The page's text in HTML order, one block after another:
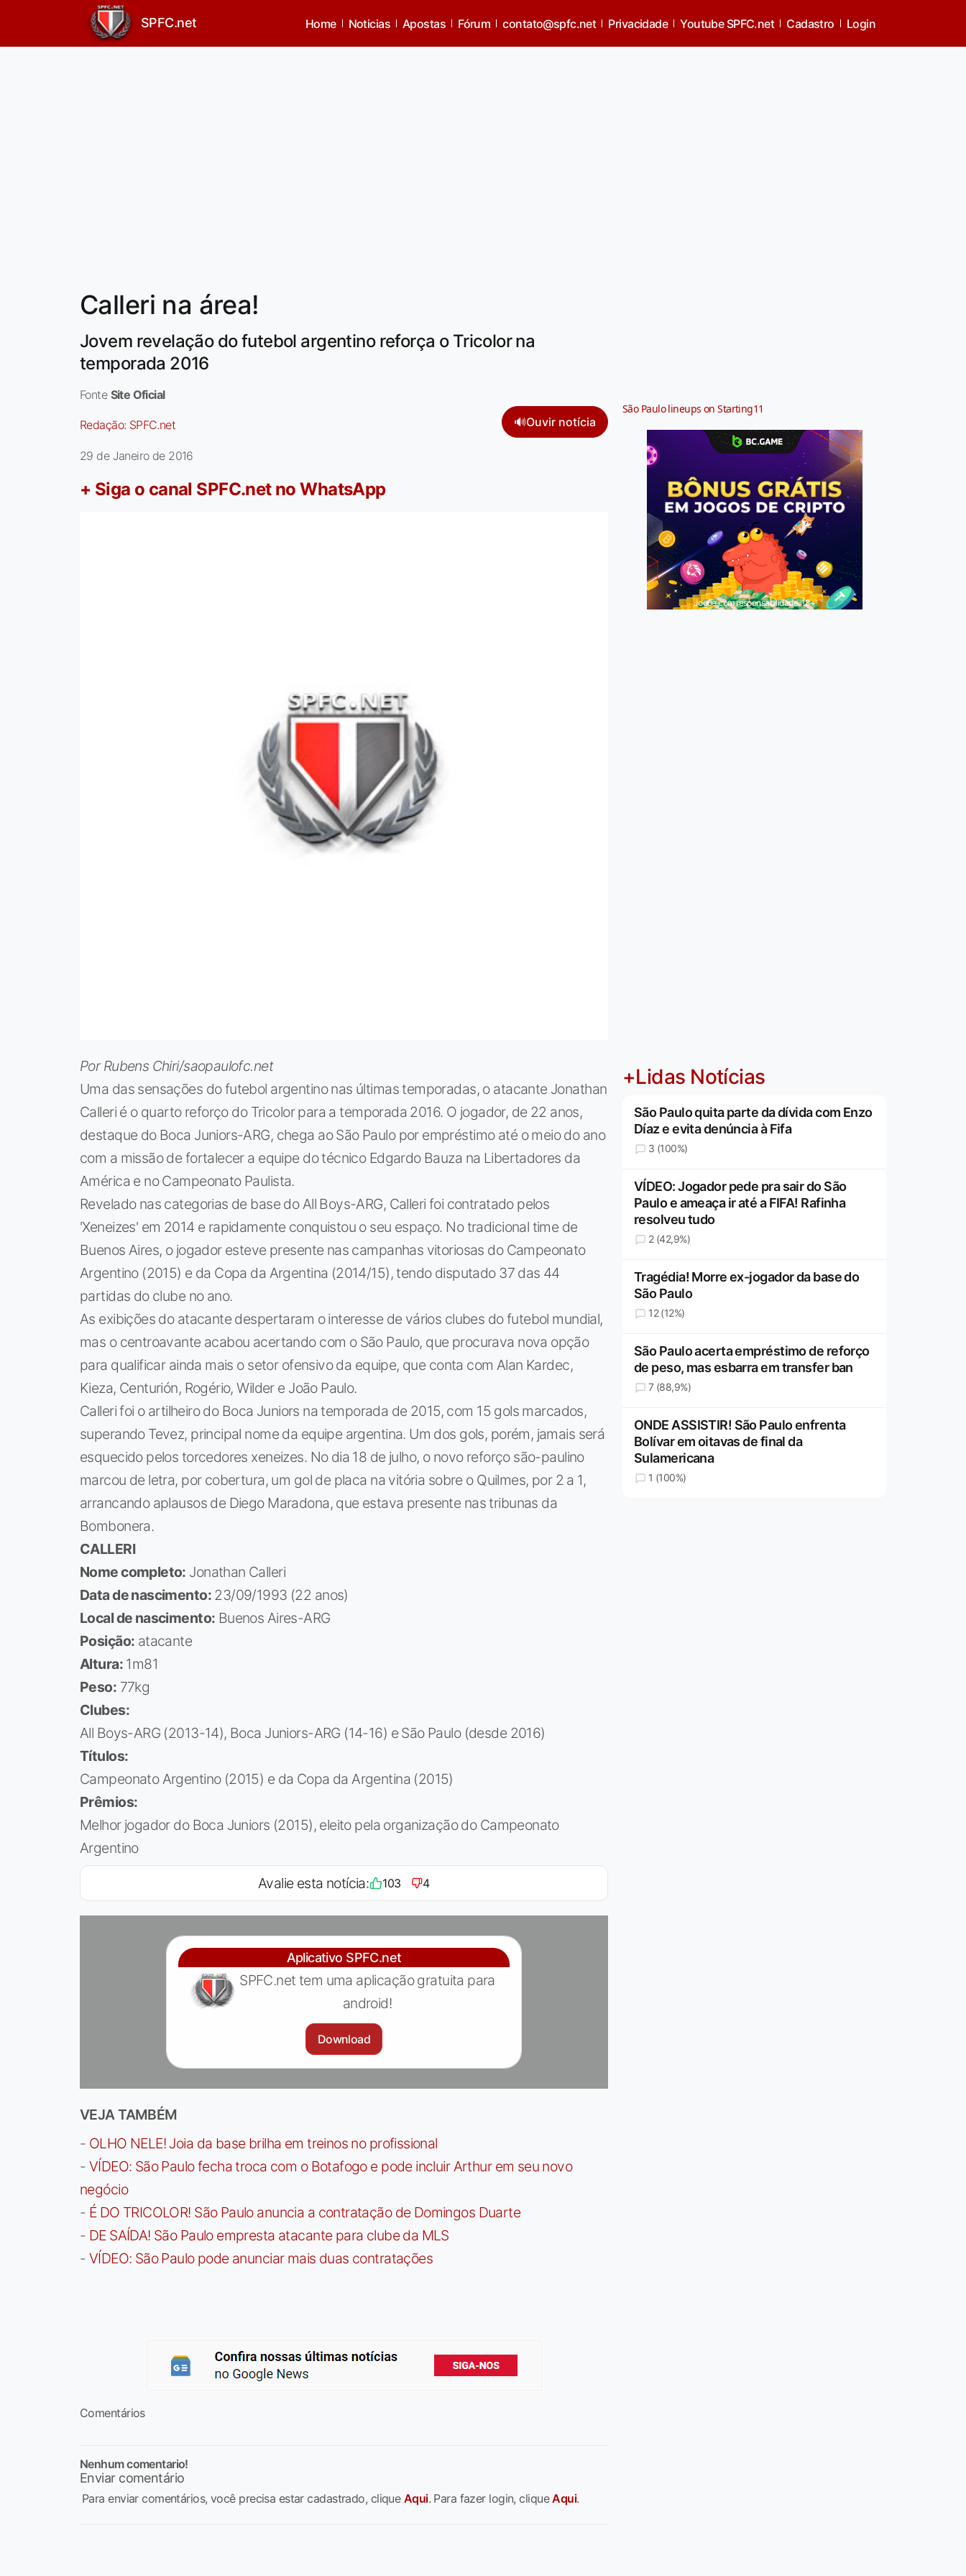
SPFC.net Home Noticias Apostas Fórum contato@spfc.net Privacidade Youtube SPFC.net Cadastro Login
Calleri na área!
Jovem revelação do futebol argentino reforça o Tricolor na
temporada 2016
Fonte Site Oficial
Redação: SPFC.net 🔊Ouvir notícia
29 de Janeiro de 2016
+ Siga o canal SPFC.net no WhatsApp
Por Rubens Chiri/saopaulofc.net
Uma das sensações do futebol argentino nas últimas temporadas, o atacante Jonathan
Calleri é o quarto reforço do Tricolor para a temporada 2016. O jogador, de 22 anos,
destaque do Boca Juniors-ARG, chega ao São Paulo por empréstimo até o meio do ano
com a missão de fortalecer a equipe do técnico Edgardo Bauza na Libertadores da
América e no Campeonato Paulista.
Revelado nas categorias de base do All Boys-ARG, Calleri foi contratado pelos
'Xeneizes' em 2014 e rapidamente conquistou o seu espaço. No tradicional time de
Buenos Aires, o jogador esteve presente nas campanhas vitoriosas do Campeonato
Argentino (2015) e da Copa da Argentina (2014/15), tendo disputado 37 das 44
partidas do clube no ano.
As exibições do atacante despertaram o interesse de vários clubes do futebol mundial,
mas o centroavante acabou acertando com o São Paulo, que procurava nova opção
para qualificar ainda mais o setor ofensivo da equipe, que conta com Alan Kardec,
Kieza, Centurión, Rogério, Wilder e João Paulo.
Calleri foi o artilheiro do Boca Juniors na temporada de 2015, com 15 gols marcados,
superando Tevez, principal nome da equipe argentina. Um dos gols, porém, jamais será
esquecido pelos torcedores xeneizes. No dia 18 de julho, o novo reforço são-paulino
marcou de letra, por cobertura, um gol de placa na vitória sobre o Quilmes, por 2 a 1,
arrancando aplausos de Diego Maradona, que estava presente nas tribunas da
Bombonera.
CALLERI
Nome completo: Jonathan Calleri
Data de nascimento:23/09/1993 (22 anos)
Local de nascimento: Buenos Aires-ARG
Posição: atacante
Altura:1m81
Peso: 77kg
Clubes:
All Boys-ARG (2013-14), Boca Juniors-ARG (14-16) e São Paulo (desde 2016)
Títulos:
Campeonato Argentino (2015) e da Copa da Argentina (2015)
Prêmios:
Melhor jogador do Boca Juniors (2015), eleito pela organização do Campeonato
Argentino
Avalie esta notícia: 103 4
Aplicativo SPFC.net
SPFC.net tem uma aplicação gratuita para
android!
Download
VEJA TAMBÉM
- OLHO NELE! Joia da base brilha em treinos no profissional
- VÍDEO: São Paulo fecha troca com o Botafogo e pode incluir Arthur em seu novo
negócio
- É DO TRICOLOR! São Paulo anuncia a contratação de Domingos Duarte
- DE SAÍDA! São Paulo empresta atacante para clube da MLS
- VÍDEO: São Paulo pode anunciar mais duas contratações
Comentários
Nenhum comentario!
Enviar comentário
Para enviar comentários, você precisa estar cadastrado, clique Aqui. Para fazer login, cliqueAqui.
São Paulo lineups on Starting11
Jogue com responsabilidade. 18+
+Lidas Notícias
São Paulo quita parte da dívida com Enzo
Díaz e evita denúncia à Fifa
3 (100%)
VÍDEO: Jogador pede pra sair do São
Paulo e ameaça ir até a FIFA! Rafinha
resolveu tudo
2 (42,9%)
Tragédia! Morre ex-jogador da base do
São Paulo
12 (12%)
São Paulo acerta empréstimo de reforço
de peso, mas esbarra em transfer ban
7 (88,9%)
ONDE ASSISTIR! São Paulo enfrenta
Bolívar em oitavas de final da
Sulamericana
1 (100%)